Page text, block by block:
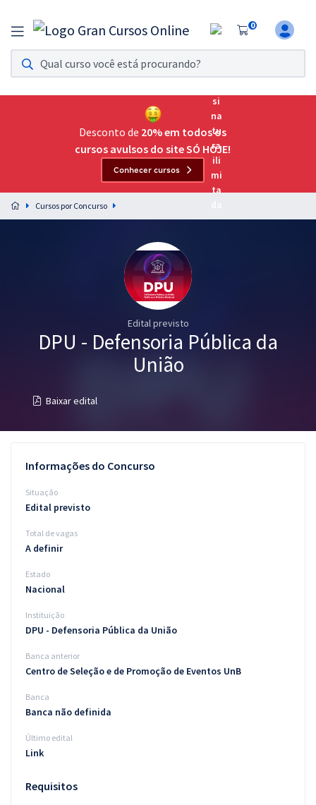
0
Assinatura Ilimitada 11
Acesso a todos os cursos. Teste grátis por 7 dias!
Assinatura OAB Até Passar
Acesso ilimitado a toda preparação para o Exame da
Preparação completa e intensiva para as principais
residências em saúde do Brasil
Questões grátis
Conteúdo gratuito
Aprovados
Atendimento
Desconto de 20% em todos os
cursos avulsos do site SÓ HOJE!
Conhecer cursos
Cursos por Concurso
Edital previsto
DPU - Defensoria Pública da
União
Baixar edital
Informações do Concurso
Situação
Edital previsto
Total de vagas
A definir
Estado
Nacional
Instituição
DPU - Defensoria Pública da União
Banca anterior
Centro de Seleção e de Promoção de Eventos UnB
Banca
Banca não definida
Último edital
Link
Requisitos